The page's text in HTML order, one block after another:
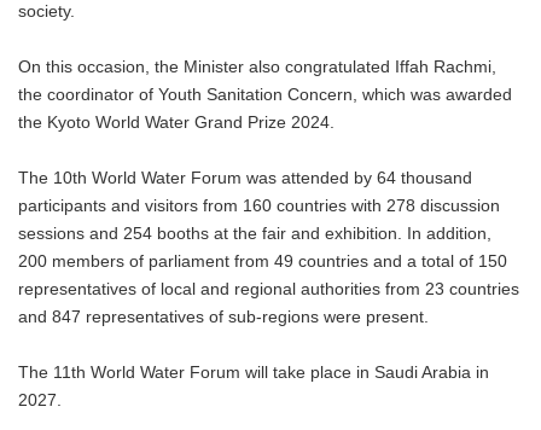
society.
On this occasion, the Minister also congratulated Iffah Rachmi,
the coordinator of Youth Sanitation Concern, which was awarded
the Kyoto World Water Grand Prize 2024.
The 10th World Water Forum was attended by 64 thousand
participants and visitors from 160 countries with 278 discussion
sessions and 254 booths at the fair and exhibition. In addition,
200 members of parliament from 49 countries and a total of 150
representatives of local and regional authorities from 23 countries
and 847 representatives of sub-regions were present.
The 11th World Water Forum will take place in Saudi Arabia in
2027.